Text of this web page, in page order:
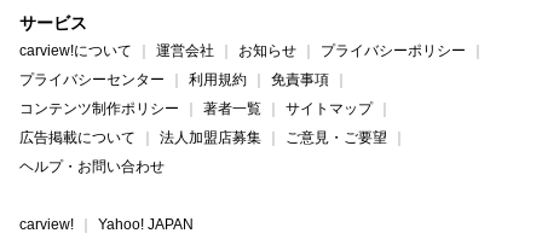
サービス
carview!について 運営会社 お知らせ
プライバシーポリシー
プライバシーセンター
利用規約
免責事項
コンテンツ制作ポリシー
著者一覧
サイトマップ
広告掲載について
法人加盟店募集
ご意見・ご要望
ヘルプ・お問い合わせ
carview! Yahoo! JAPAN